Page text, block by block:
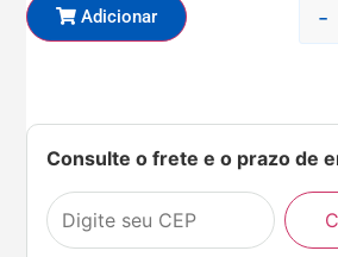
-
Adicionar
Consulte o frete e o prazo de